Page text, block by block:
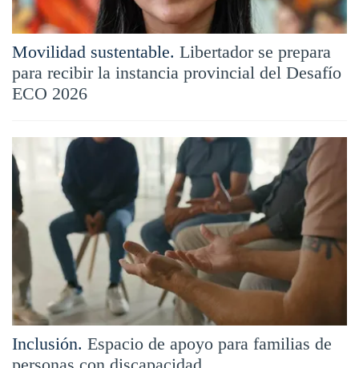
Movilidad sustentable. Libertador se prepara
para recibir la instancia provincial del Desafío
ECO 2026
Inclusión. Espacio de apoyo para familias de